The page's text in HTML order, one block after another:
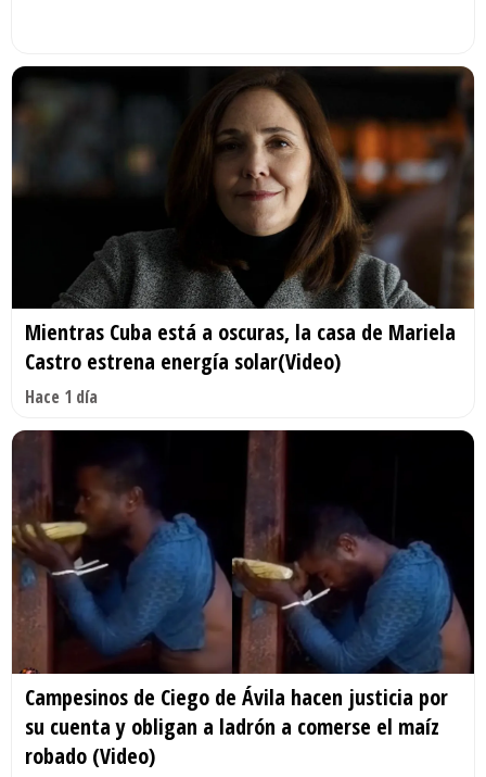
Mientras Cuba está a oscuras, la casa de Mariela
Castro estrena energía solar(Video)
Hace 1 día
Campesinos de Ciego de Ávila hacen justicia por
su cuenta y obligan a ladrón a comerse el maíz
robado (Video)